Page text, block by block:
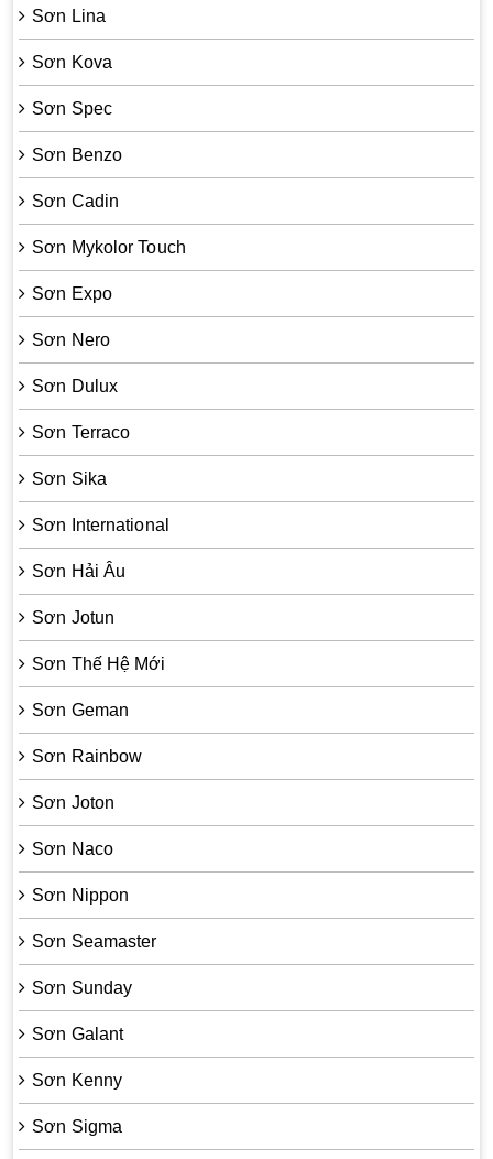
Sơn Lina
Sơn Kova
Sơn Spec
Sơn Benzo
Sơn Cadin
Sơn Mykolor Touch
Sơn Expo
Sơn Nero
Sơn Dulux
Sơn Terraco
Sơn Sika
Sơn International
Sơn Hải Âu
Sơn Jotun
Sơn Thế Hệ Mới
Sơn Geman
Sơn Rainbow
Sơn Joton
Sơn Naco
Sơn Nippon
Sơn Seamaster
Sơn Sunday
Sơn Galant
Sơn Kenny
Sơn Sigma